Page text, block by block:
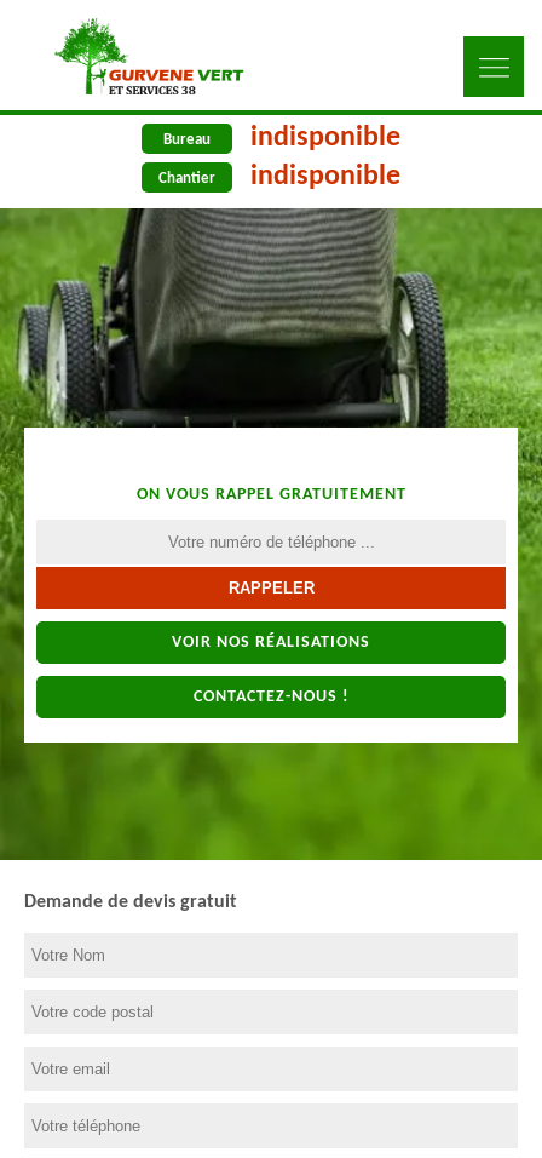
Bureau indisponible
Chantier indisponible
ON VOUS RAPPEL GRATUITEMENT
VOIR NOS RÉALISATIONS
CONTACTEZ-NOUS !
Demande de devis gratuit